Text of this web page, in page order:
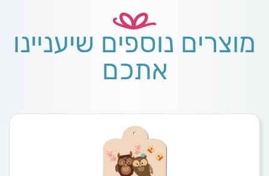
מוצרים נוספים שיעניינו
אתכם